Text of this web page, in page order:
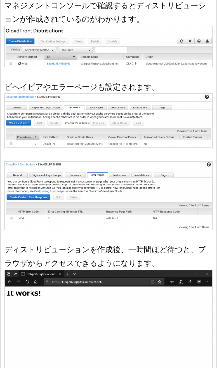
マネジメントコンソールで確認するとディストリビューシ
ョンが作成されているのがわかります。
ビヘイビアやエラーページも設定されます。
ディストリビューションを作成後、一時間ほど待つと、ブ
ラウザからアクセスできるようになります。